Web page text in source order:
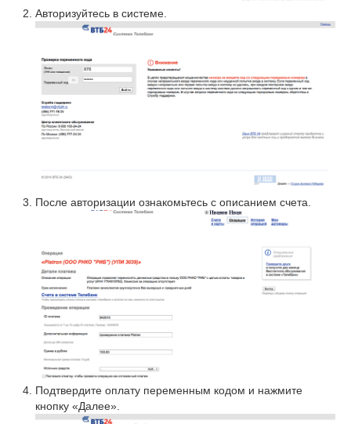
Авторизуйтесь в системе.
После авторизации ознакомьтесь с описанием счета.
Подтвердите оплату переменным кодом и нажмите
кнопку «Далее».